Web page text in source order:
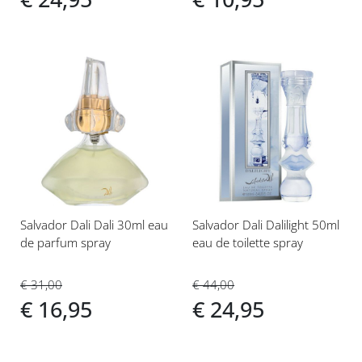
verlanglijst
Salvador Dali Dali 30ml eau
de parfum spray
€ 31,00
€ 16,95
Voeg
verlanglijst
Salvador Dali Dalilight 50ml
eau de toilette spray
€ 44,00
€ 24,95